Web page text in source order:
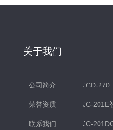
关于我们
公司简介
荣誉资质
联系我们